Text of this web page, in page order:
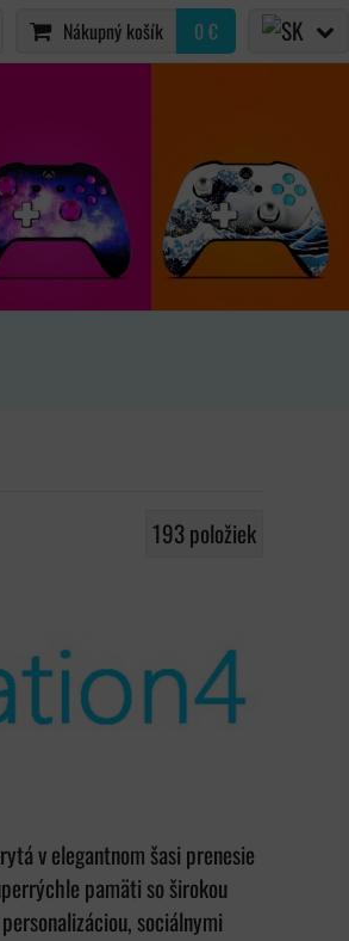
Nákupný košík 0 €
193položiek
v elegantnom šasi prenesie
pamäti so širokou
sociálnymi